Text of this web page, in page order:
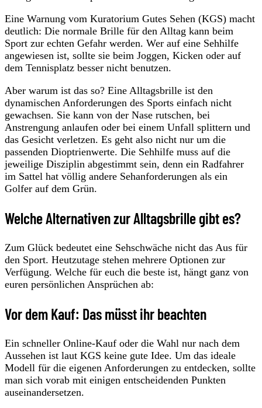
Eine Warnung vom Kuratorium Gutes Sehen (KGS) macht
deutlich: Die normale Brille für den Alltag kann beim
Sport zur echten Gefahr werden. Wer auf eine Sehhilfe
angewiesen ist, sollte sie beim Joggen, Kicken oder auf
dem Tennisplatz besser nicht benutzen.
Aber warum ist das so? Eine Alltagsbrille ist den
dynamischen Anforderungen des Sports einfach nicht
gewachsen. Sie kann von der Nase rutschen, bei
Anstrengung anlaufen oder bei einem Unfall splittern und
das Gesicht verletzen. Es geht also nicht nur um die
passenden Dioptrienwerte. Die Sehhilfe muss auf die
jeweilige Disziplin abgestimmt sein, denn ein Radfahrer
im Sattel hat völlig andere Sehanforderungen als ein
Golfer auf dem Grün.
Welche Alternativen zur Alltagsbrille gibt es?
Zum Glück bedeutet eine Sehschwäche nicht das Aus für
den Sport. Heutzutage stehen mehrere Optionen zur
Verfügung. Welche für euch die beste ist, hängt ganz von
euren persönlichen Ansprüchen ab:
Vor dem Kauf: Das müsst ihr beachten
Ein schneller Online-Kauf oder die Wahl nur nach dem
Aussehen ist laut KGS keine gute Idee. Um das ideale
Modell für die eigenen Anforderungen zu entdecken, sollte
man sich vorab mit einigen entscheidenden Punkten
auseinandersetzen.